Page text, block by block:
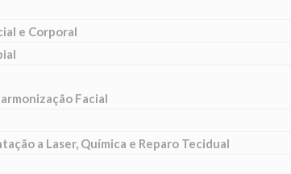
e Corporal
Facial
a Laser, Química e Reparo Tecidual